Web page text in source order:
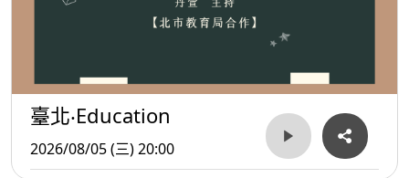
臺北‧Education
2026/08/05 (三) 20:00